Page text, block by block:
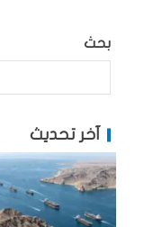
بحث
آخر تحديث